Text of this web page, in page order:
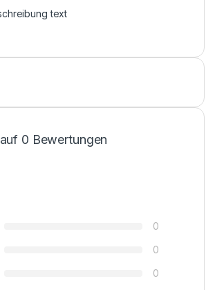
text
0 Bewertungen
0
0
0